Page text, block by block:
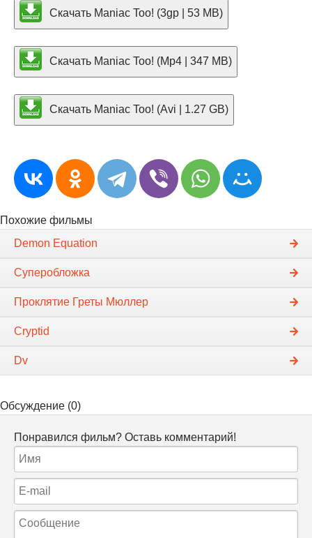
Скачать Maniac Too! (3gp | 53 MB)
Скачать Maniac Too! (Mp4 | 347 MB)
Скачать Maniac Too! (Avi | 1.27 GB)
Похожие фильмы
Demon Equation
Суперобложка
Проклятие Греты Мюллер
Cryptid
Dv
Обсуждение (0)
Понравился фильм? Оставь комментарий!